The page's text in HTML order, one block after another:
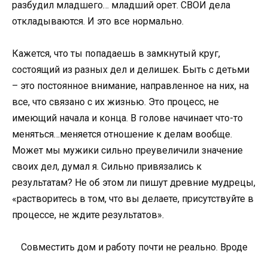
разбудил младшего… младший орет. СВОИ дела
откладываются. И это все нормально.
Кажется, что ты попадаешь в замкнутый круг,
состоящий из разных дел и делишек. Быть с детьми
– это постоянное внимание, направленное на них, на
все, что связано с их жизнью. Это процесс, не
имеющий начала и конца. В голове начинает что-то
меняться…меняется отношение к делам вообще.
Может мы мужики сильно преувеличили значение
своих дел, думал я. Сильно привязались к
результатам? Не об этом ли пишут древние мудрецы,
«растворитесь в том, что вы делаете, присутствуйте в
процессе, не ждите результатов».
Совместить дом и работу почти не реально. Вроде